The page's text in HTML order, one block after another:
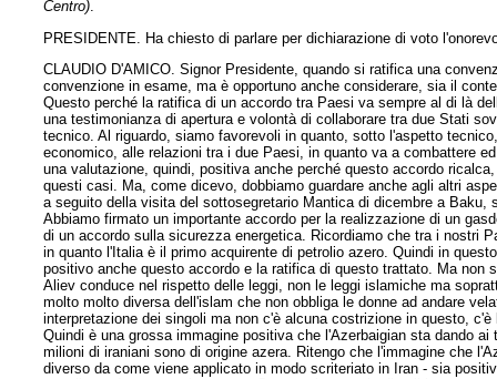
Centro).
PRESIDENTE. Ha chiesto di parlare per dichiarazione di voto
CLAUDIO D'AMICO. Signor Presidente, quando si ratifica una
convenzione in esame, ma è opportuno anche considerare, sia il
Questo perché la ratifica di un accordo tra Paesi va sempre al di là
una testimonianza di apertura e volontà di collaborare tra due Stati
tecnico. Al riguardo, siamo favorevoli in quanto, sotto l'aspetto
economico, alle relazioni tra i due Paesi, in quanto va a combattere
una valutazione, quindi, positiva anche perché questo accordo
questi casi. Ma, come dicevo, dobbiamo guardare anche agli altri
a seguito della visita del sottosegretario Mantica di dicembre a Baku,
Abbiamo firmato un importante accordo per la realizzazione di un
di un accordo sulla sicurezza energetica. Ricordiamo che tra i nostri
in quanto l'Italia è il primo acquirente di petrolio azero. Quindi in
positivo anche questo accordo e la ratifica di questo trattato. Ma
Aliev conduce nel rispetto delle leggi, non le leggi islamiche ma
molto molto diversa dell'islam che non obbliga le donne ad andare
interpretazione dei singoli ma non c'è alcuna costrizione in questo,
Quindi è una grossa immagine positiva che l'Azerbaigian sta dando
milioni di iraniani sono di origine azera. Ritengo che l'immagine che
diverso da come viene applicato in modo scriteriato in Iran - sia